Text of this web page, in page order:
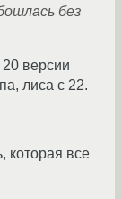
без
версии
лиса с 22.
которая все